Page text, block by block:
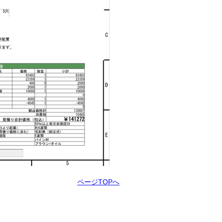
ページTOPへ